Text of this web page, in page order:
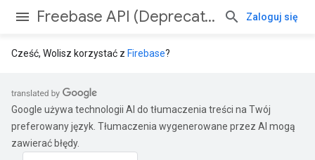
Freebase API (Deprecated) Zaloguj się
Cześć, Wolisz korzystać z Firebase?
Google używa technologii AI do tłumaczenia treści na Twój
preferowany język. Tłumaczenia wygenerowane przez AI mogą
zawierać błędy.